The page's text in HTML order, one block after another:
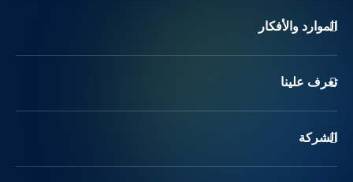
الموارد والأفكار
تعرف علينا
الشركة